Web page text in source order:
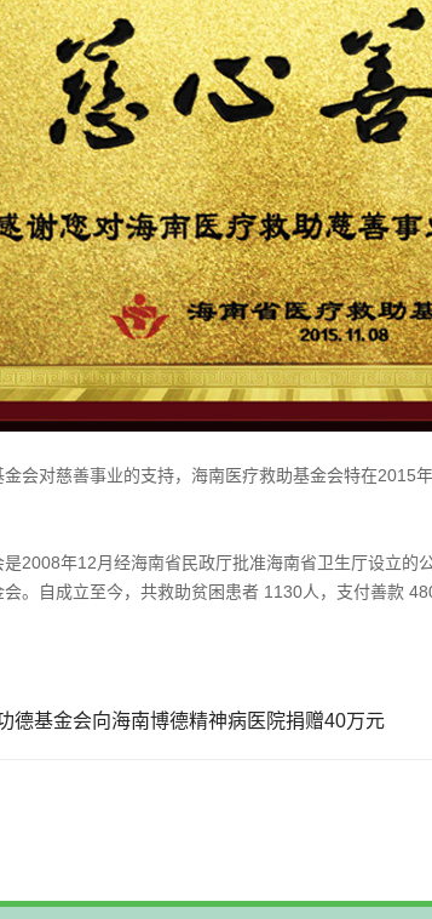
对慈善事业的支持，海南医疗救助基金会特在2015年
年12月经海南省民政厅批准海南省卫生厅设立的
。自成立至今，共救助贫困患者 1130人，支付善款
德基金会向海南博德精神病医院捐赠40万元